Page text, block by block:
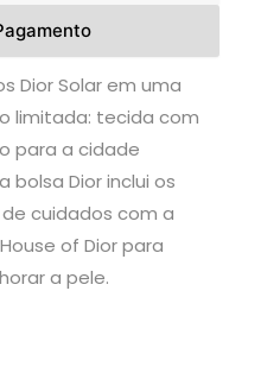
Dior Solar em uma
limitada: tecida com
para a cidade
bolsa Dior inclui os
cuidados com a
of Dior para
a pele.